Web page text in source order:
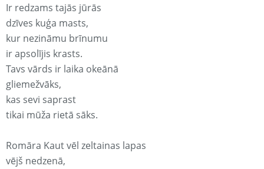
Ir redzams tajās jūrās
dzīves kuģa masts,
kur nezināmu brīnumu
ir apsolījis krasts.
Tavs vārds ir laika okeānā
gliemežvāks,
kas sevi saprast
tikai mūža rietā sāks.
Romāra Kaut vēl zeltainas lapas
vējš nedzenā,